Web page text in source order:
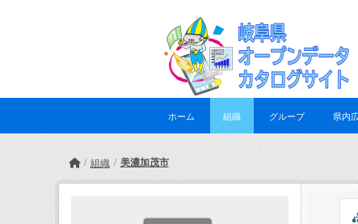
ホーム 組織 グループ 県内
組織 美濃加茂市